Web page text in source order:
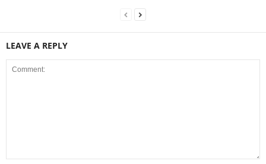
LEAVE A REPLY